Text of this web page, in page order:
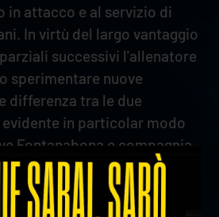
in attacco e al servizio di
In virtù del largo vantaggio
successivi l'allenatore
sperimentare nuove
differenza tra le due
in particolar modo
Fontanabona e compagnia
avere capacità importanti.
- GIRONE